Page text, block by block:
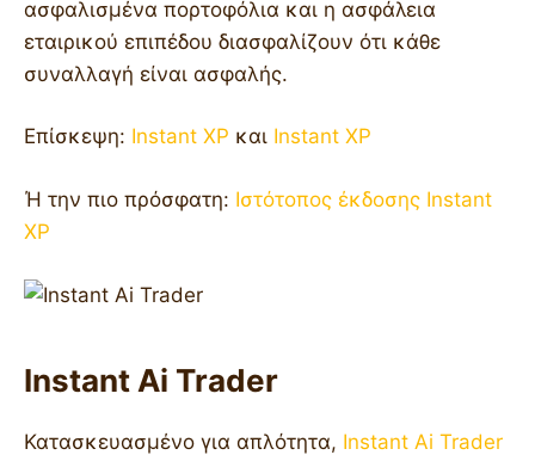
ασφαλισμένα πορτοφόλια και η ασφάλεια
εταιρικού επιπέδου διασφαλίζουν ότι κάθε
συναλλαγή είναι ασφαλής.
Επίσκεψη: Instant XP και Instant XP
Ή την πιο πρόσφατη: Ιστότοπος έκδοσης Instant
XP
Instant Ai Trader
Κατασκευασμένο για απλότητα, Instant Ai Trader